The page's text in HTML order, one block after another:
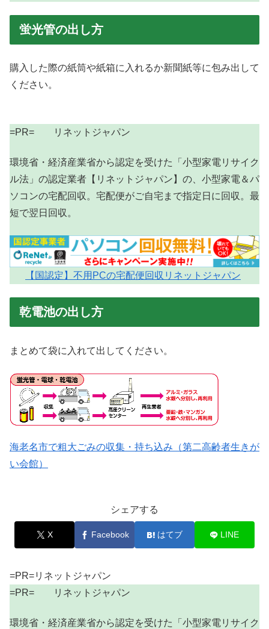
蛍光管の出し方
購入した際の紙筒や紙箱に入れるか新聞紙等に包み出して
ください。
=PR= リネットジャパン
環境省・経済産業省から認定を受けた「小型家電リサイク
ル法」の認定業者【リネットジャパン】の、小型家電＆パ
ソコンの宅配回収。宅配便がご自宅まで指定日に回収。最
短で翌日回収。
【国認定】不用PCの宅配便回収リネットジャパン
乾電池の出し方
まとめて袋に入れて出してください。
海老名市で粗大ごみの収集・持ち込み（第二高齢者生きが
い会館）
シェアする
X Facebook はてブ LINE
=PR=リネットジャパン
=PR= リネットジャパン
環境省・経済産業省から認定を受けた「小型家電リサイク